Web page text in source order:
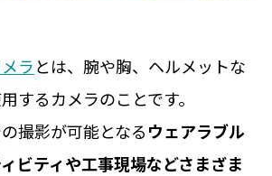
ラとは、腕や胸、ヘルメットな
するカメラのことです。
撮影が可能となるウェアラブル
ビティや工事現場などさまざま